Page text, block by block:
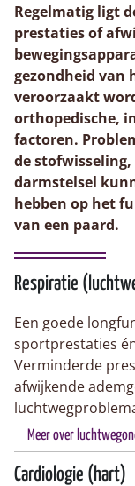
Regelmatig ligt
prestaties of
gezondheid van
veroorzaakt
orthopedische,
factoren.
de
darmstelsel
hebben op het
van een paard.
Respiratie
Een goede
sportprestaties
Verminderde
afwijkende
Meer over
Cardiologie (hart)